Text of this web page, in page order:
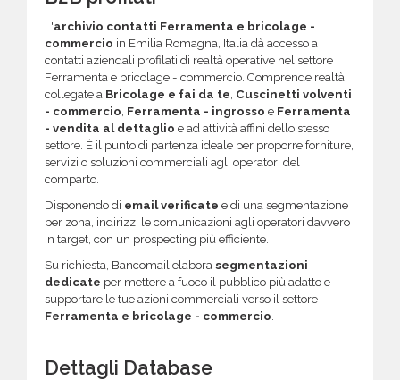
L'archivio contatti Ferramenta e bricolage -
commercio in Emilia Romagna, Italia dà accesso a
contatti aziendali profilati di realtà operative nel settore
Ferramenta e bricolage - commercio. Comprende realtà
collegate a Bricolage e fai da te, Cuscinetti volventi
- commercio, Ferramenta - ingrosso e Ferramenta
- vendita al dettaglio e ad attività affini dello stesso
settore. È il punto di partenza ideale per proporre forniture,
servizi o soluzioni commerciali agli operatori del
comparto.
Disponendo di email verificate e di una segmentazione
per zona, indirizzi le comunicazioni agli operatori davvero
in target, con un prospecting più efficiente.
Su richiesta, Bancomail elabora segmentazioni
dedicate per mettere a fuoco il pubblico più adatto e
supportare le tue azioni commerciali verso il settore
Ferramenta e bricolage - commercio.
Dettagli Database